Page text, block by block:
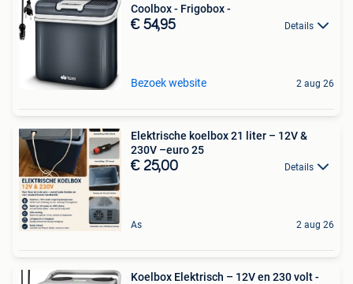
Coolbox - Frigobox -
€ 54,95 Details
Bezoek website 2 aug 26
Elektrische koelbox 21 liter – 12V &
230V –euro 25
€ 25,00 Details
As 2 aug 26
Koelbox Elektrisch – 12V en 230 volt -